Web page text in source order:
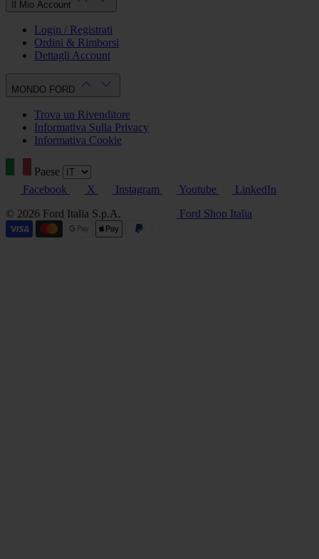
Il Mio Account
Login / Registrati
Ordini & Rimborsi
Dettagli Account
MONDO FORD
Trova un Rivenditore
Informativa Sulla Privacy
Informativa Cookie
Paese
Facebook
X Instagram Youtube
LinkedIn
© 2026 Ford Italia S.p.A.
Ford Shop Italia